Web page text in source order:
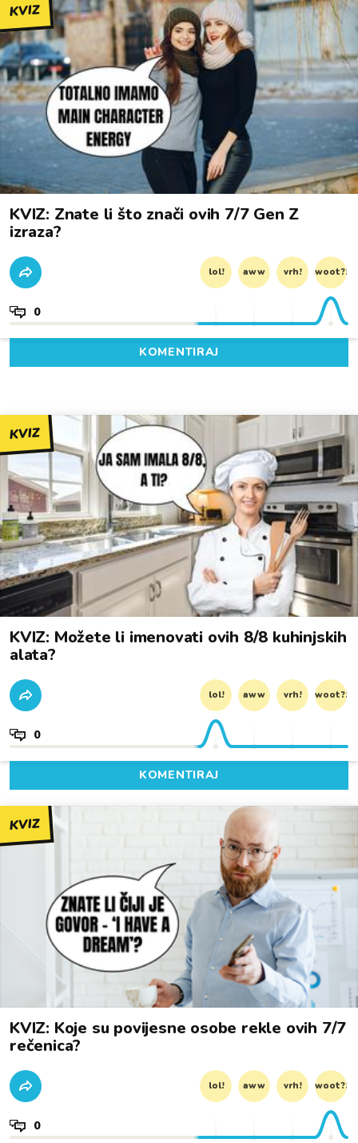
KVIZ
KVIZ: Znate li što znači ovih 7/7 Gen Z
izraza?
lol! aww vrh! woot?!
0
KOMENTIRAJ
KVIZ
KVIZ: Možete li imenovati ovih 8/8 kuhinjskih
alata?
lol! aww vrh! woot?!
0
KOMENTIRAJ
KVIZ
KVIZ: Koje su povijesne osobe rekle ovih 7/7
rečenica?
lol! aww vrh! woot?!
0